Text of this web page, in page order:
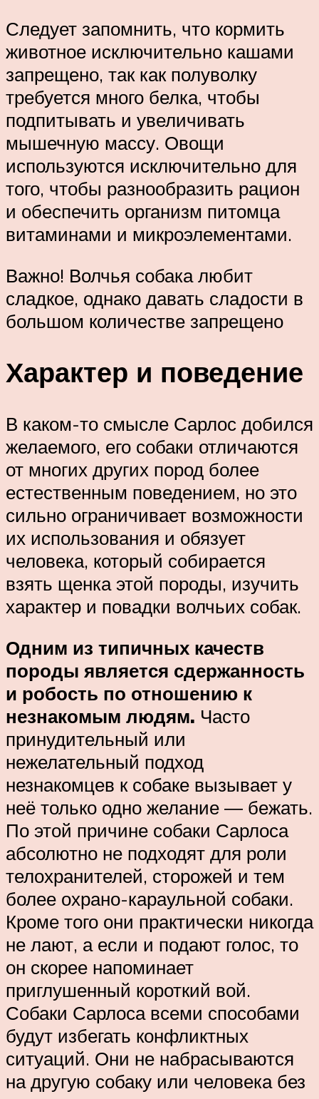
Следует запомнить, что кормить
животное исключительно кашами
запрещено, так как полуволку
требуется много белка, чтобы
подпитывать и увеличивать
мышечную массу. Овощи
используются исключительно для
того, чтобы разнообразить рацион
и обеспечить организм питомца
витаминами и микроэлементами.
Важно! Волчья собака любит
сладкое, однако давать сладости в
большом количестве запрещено
Характер и поведение
В каком-то смысле Сарлос добился
желаемого, его собаки отличаются
от многих других пород более
естественным поведением, но это
сильно ограничивает возможности
их использования и обязует
человека, который собирается
взять щенка этой породы, изучить
характер и повадки волчьих собак.
Одним из типичных качеств
породы является сдержанность
и робость по отношению к
незнакомым людям. Часто
принудительный или
нежелательный подход
незнакомцев к собаке вызывает у
неё только одно желание ― бежать.
По этой причине собаки Сарлоса
абсолютно не подходят для роли
телохранителей, сторожей и тем
более охрано-караульной собаки.
Кроме того они практически никогда
не лают, а если и подают голос, то
он скорее напоминает
приглушенный короткий вой.
Собаки Сарлоса всеми способами
будут избегать конфликтных
ситуаций. Они не набрасываются
на другую собаку или человека без